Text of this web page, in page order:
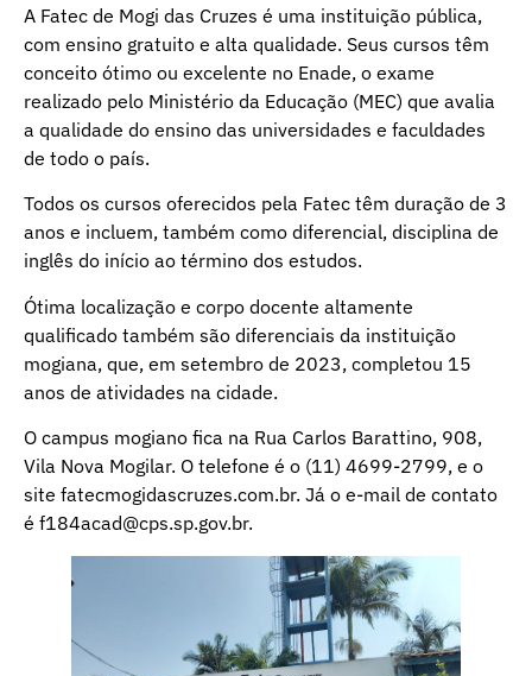
A Fatec de Mogi das Cruzes é uma instituição pública,
com ensino gratuito e alta qualidade. Seus cursos têm
conceito ótimo ou excelente no Enade, o exame
realizado pelo Ministério da Educação (MEC) que avalia
a qualidade do ensino das universidades e faculdades
de todo o país.
Todos os cursos oferecidos pela Fatec têm duração de 3
anos e incluem, também como diferencial, disciplina de
inglês do início ao término dos estudos.
Ótima localização e corpo docente altamente
qualificado também são diferenciais da instituição
mogiana, que, em setembro de 2023, completou 15
anos de atividades na cidade.
O campus mogiano fica na Rua Carlos Barattino, 908,
Vila Nova Mogilar. O telefone é o (11) 4699-2799, e o
site fatecmogidascruzes.com.br. Já o e-mail de contato
é f184acad@cps.sp.gov.br.